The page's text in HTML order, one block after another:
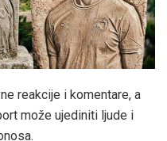
reakcije i komentare, a
može ujediniti ljude i